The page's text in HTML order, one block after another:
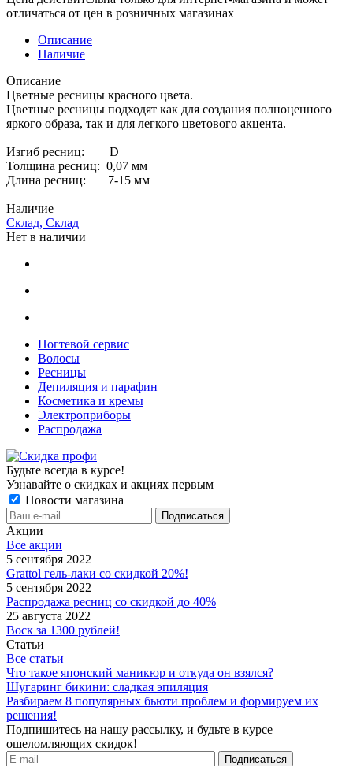
отличаться от цен в розничных магазинах
Описание
Наличие
Описание
Цветные ресницы красного цвета.
Цветные ресницы подходят как для создания полноценного
яркого образа, так и для легкого цветового акцента.
Изгиб ресниц: D
Толщина ресниц: 0,07 мм
Длина ресниц: 7-15 мм
Наличие
Склад, Склад
Нет в наличии
Ногтевой сервис
Волосы
Ресницы
Депиляция и парафин
Косметика и кремы
Электроприборы
Распродажа
Будьте всегда в курсе!
Узнавайте о скидках и акциях первым
Новости магазина
Акции
Все акции
5 сентября 2022
Grattol гель-лаки со скидкой 20%!
5 сентября 2022
Распродажа ресниц со скидкой до 40%
25 августа 2022
Воск за 1300 рублей!
Статьи
Все статьи
Что такое японский маникюр и откуда он взялся?
Шугаринг бикини: сладкая эпиляция
Разбираем 8 популярных бьюти проблем и формируем их
решения!
Подпишитесь на нашу рассылку, и будьте в курсе
ошеломляющих скидок!